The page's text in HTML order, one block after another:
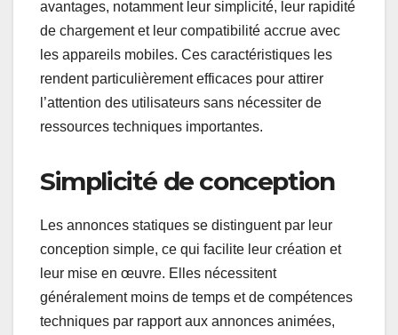
avantages, notamment leur simplicité, leur rapidité
de chargement et leur compatibilité accrue avec
les appareils mobiles. Ces caractéristiques les
rendent particulièrement efficaces pour attirer
l’attention des utilisateurs sans nécessiter de
ressources techniques importantes.
Simplicité de conception
Les annonces statiques se distinguent par leur
conception simple, ce qui facilite leur création et
leur mise en œuvre. Elles nécessitent
généralement moins de temps et de compétences
techniques par rapport aux annonces animées,